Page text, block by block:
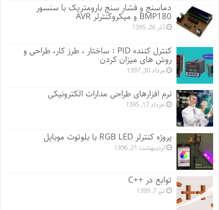
دماسنج و فشار سنج بارومتریک با سنسور
BMP180 و میکروکنترلر AVR
آذر 26, 1395
کنترل کننده PID : ساختار ، طرز کار، طراحی و
روش های میزان کردن
مرداد 30, 1397
نرم افزارهای طراحی مدارات الکترونیکی
خرداد 17, 1395
پروژه کنترلر RGB LED با بلوتوث موبایل
اردیبهشت 21, 1396
توابع در ++C
تیر 7, 1399